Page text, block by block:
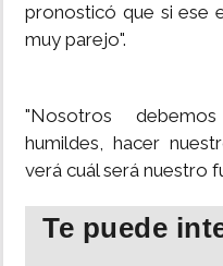
pronosticó que si ese
muy parejo".
"Nosotros
humildes, hacer
verá cuál será nuestro
Te puede